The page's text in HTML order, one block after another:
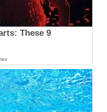
These 9